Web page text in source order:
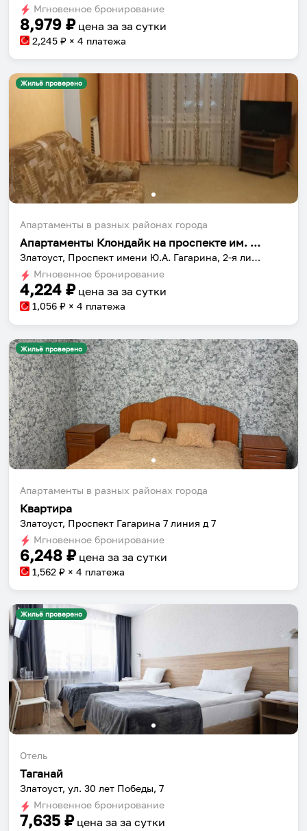
changing
dates.
changing
dates.
Мгновенное бронирование
8,979 ₽ цена за за сутки
2,245 ₽ × 4 платежа
Жильё проверено
Апартаменты в разных районах города
Апартаменты Клондайк на проспекте им. Ю.А. Гагарина, 2-я линия 4
Златоуст, Проспект имени Ю.А. Гагарина, 2-я линия, 4
Мгновенное бронирование
4,224 ₽ цена за за сутки
1,056 ₽ × 4 платежа
Жильё проверено
Апартаменты в разных районах города
Квартира
Златоуст, Проспект Гагарина 7 линия д 7
Мгновенное бронирование
6,248 ₽ цена за за сутки
1,562 ₽ × 4 платежа
Жильё проверено
Отель
Таганай
Златоуст, ул. 30 лет Победы, 7
Мгновенное бронирование
7,635 ₽ цена за за сутки